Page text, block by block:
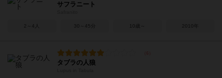
サフラニート
2～4人 30～45分 10歳～ 2010年
タブラの人狼